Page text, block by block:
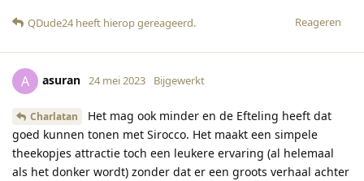
Reageren
QDude24heeft hierop gereageerd.
A asuran 24 mei 2023 Bijgewerkt
Charlatan
Het mag ook minder en de Efteling heeft dat
goed kunnen tonen met Sirocco. Het maakt een simpele
theekopjes attractie toch een leukere ervaring (al helemaal
als het donker wordt) zonder dat er een groots verhaal achter